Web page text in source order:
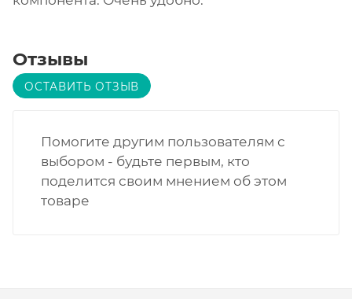
Отзывы
ОСТАВИТЬ ОТЗЫВ
Помогите другим пользователям с
выбором - будьте первым, кто
поделится своим мнением об этом
товаре